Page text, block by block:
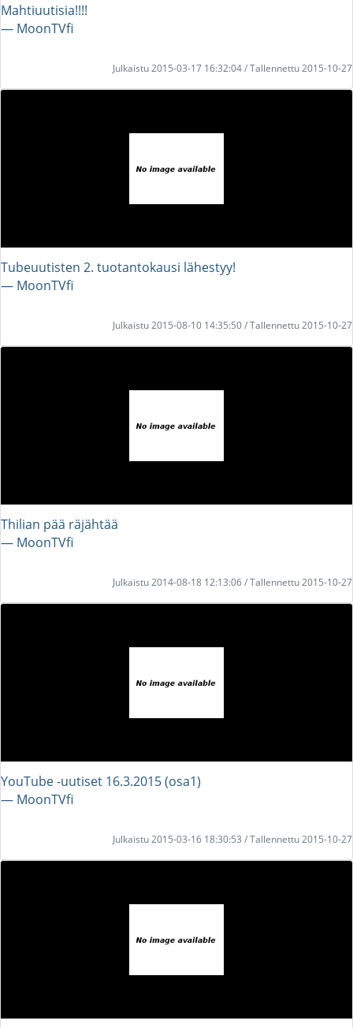
Mahtiuutisia!!!!
― MoonTVfi
Julkaistu 2015-03-17 16:32:04 / Tallennettu 2015-10-27
Tubeuutisten 2. tuotantokausi lähestyy!
― MoonTVfi
Julkaistu 2015-08-10 14:35:50 / Tallennettu 2015-10-27
Thilian pää räjähtää
― MoonTVfi
Julkaistu 2014-08-18 12:13:06 / Tallennettu 2015-10-27
YouTube -uutiset 16.3.2015 (osa1)
― MoonTVfi
Julkaistu 2015-03-16 18:30:53 / Tallennettu 2015-10-27